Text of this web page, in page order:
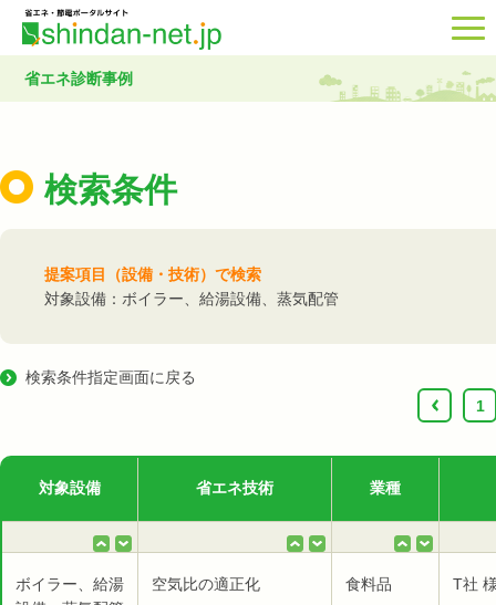
省エネ診断事例
検索条件
提案項目（設備・技術）で検索
対象設備：ボイラー、給湯設備、蒸気配管
検索条件指定画面に戻る
‹
1
対象設備 省エネ技術 業種
ボイラー、給湯
空気比の適正化 食料品 T社